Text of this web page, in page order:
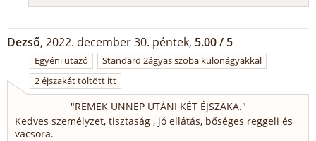
Dezső, 2022. december 30. péntek, 5.00 / 5
Egyéni utazó
Standard 2ágyas szoba különágyakkal
2 éjszakát töltött itt
"REMEK ÜNNEP UTÁNI KÉT ÉJSZAKA."
Kedves személyzet, tisztaság , jó ellátás, bőséges reggeli és
vacsora.